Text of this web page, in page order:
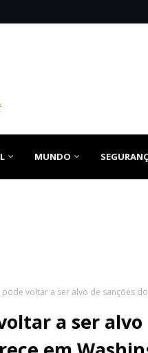
MUNDO
pode voltar a ser alvo de sanções
a ser alvo